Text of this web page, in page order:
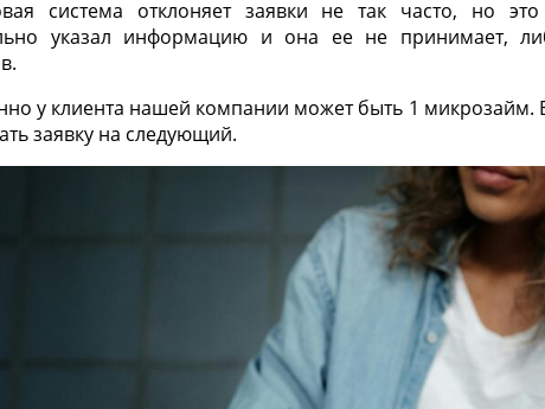
система отклоняет заявки не так часто, но
указал информацию и она ее не принимает,
у клиента нашей компании может быть 1 микрозайм.
заявку на следующий.